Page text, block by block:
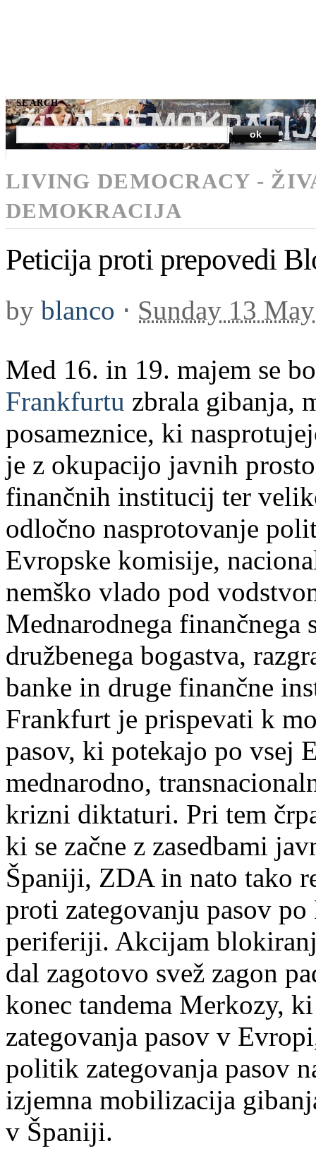
SEARCH
LIVING DEMOCRACY -
DEMOKRACIJA
Peticija proti prepovedi
by blanco ⋅ Sunday 13
Med 16. in 19. majem se
Frankfurtu zbrala gibanja,
posameznice, ki
je z okupacijo javnih
finančnih institucij ter
odločno nasprotovanje
Evropske komisije,
nemško vlado pod
Mednarodnega
družbenega bogastva,
banke in druge finančne
Frankfurt je prispevati k
pasov, ki potekajo po vsej
mednarodno,
krizni diktaturi. Pri tem
ki se začne z zasedbami
Španiji, ZDA in nato tako
proti zategovanju pasov
periferiji. Akcijam
dal zagotovo svež zagon
konec tandema Merkozy,
zategovanja pasov v
politik zategovanja pasov
izjemna mobilizacija
v Španiji.